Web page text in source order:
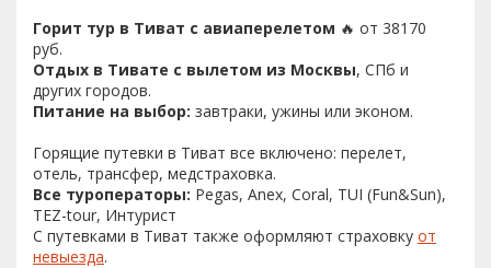
Горит тур в Тиват с авиаперелетом 🔥 от 38170
руб.
Отдых в Тивате с вылетом из Москвы, СПб и
других городов.
Питание на выбор: завтраки, ужины или эконом.
Горящие путевки в Тиват все включено: перелет,
отель, трансфер, медстраховка.
Все туроператоры: Pegas, Anex, Coral, TUI (Fun&Sun),
TEZ-tour, Интурист
С путевками в Тиват также оформляют страховку от
невыезда.